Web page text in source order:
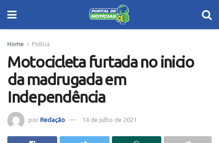
Home Polícia
Motocicleta furtada no inicio
da madrugada em
Independência
por Redação 14 de julho de 2021